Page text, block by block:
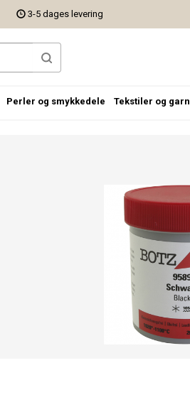
3-5 dages levering
Perler og smykkedele Tekstiler og garn